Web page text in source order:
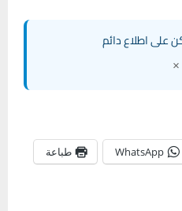
على اطلاع دائم
×
WhatsApp طباعة